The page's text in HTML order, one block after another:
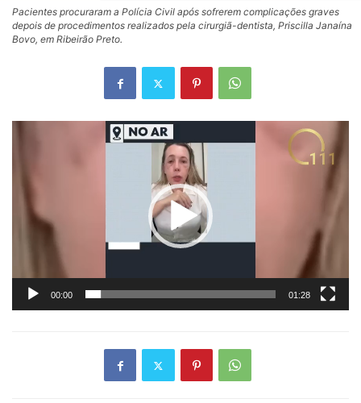
Pacientes procuraram a Polícia Civil após sofrerem complicações graves
depois de procedimentos realizados pela cirurgiã-dentista, Priscilla Janaína
Bovo, em Ribeirão Preto.
00:00 01:28